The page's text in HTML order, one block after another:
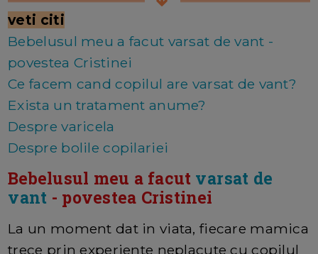
veti citi
Bebelusul meu a facut varsat de vant -
povestea Cristinei
Ce facem cand copilul are varsat de vant?
Exista un tratament anume?
Despre varicela
Despre bolile copilariei
Bebelusul meu a facut varsat de
vant - povestea Cristinei
La un moment dat in viata, fiecare mamica
trece prin experiente neplacute cu copilul